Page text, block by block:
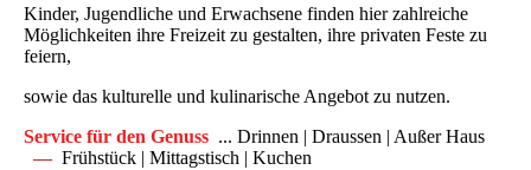
Kinder, Jugendliche und Erwachsene finden hier zahlreiche
Möglichkeiten ihre Freizeit zu gestalten, ihre privaten Feste zu
feiern,
sowie das kulturelle und kulinarische Angebot zu nutzen.
Service für den Genuss ... Drinnen | Draussen | Außer Haus
–– Frühstück | Mittagstisch | Kuchen